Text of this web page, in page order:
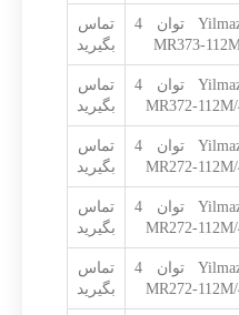
گیربکس هلیکال Yilmaz توان 4
تماس
بگیرید
گیربکس هلیکال Yilmaz توان 4
تماس
بگیرید
گیربکس هلیکال Yilmaz توان 4
تماس
بگیرید
گیربکس هلیکال Yilmaz توان 4
تماس
بگیرید
گیربکس هلیکال Yilmaz توان 4
تماس
بگیرید